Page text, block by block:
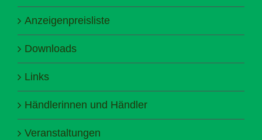
Anzeigenpreisliste
Downloads
Links
Händlerinnen und Händler
Veranstaltungen